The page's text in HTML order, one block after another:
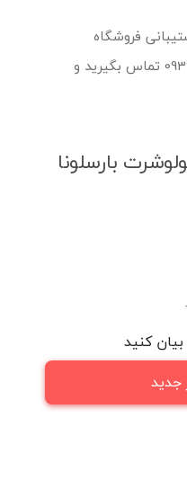
فروشگاه
پریماشاپ با شماره ی 09397129441 تماس بگیرید و
بارسلونا
بیان کنید
جدید